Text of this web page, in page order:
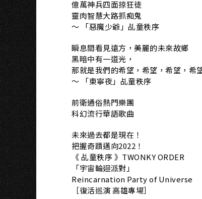
億萬神兵四面掠狂徒
靈肉智慧大路抓痴鬼
～ 「惡魔少爺」乩童秩序
瞬息間看見遠方，美麗的未來故鄉
黑暗中有一道光，
那就是我們的希望，希望，希望，希
～ 「東寧夜」乩童秩序
前衛通俗熱門樂團
科幻流行華語歌曲
未來過去都是現在！
把握奇蹟邁向2022！
《 乩童秩序 》TWONKY ORDER
「宇宙輪迴派對」
Reincarnation Party of Universe
［復活巡演 高雄專場］